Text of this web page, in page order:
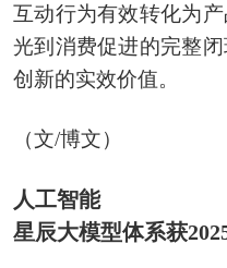
互动行为有效转化为
光到消费促进的完整
创新的实效价值。
（文/博文）
人工智能
星辰大模型体系获